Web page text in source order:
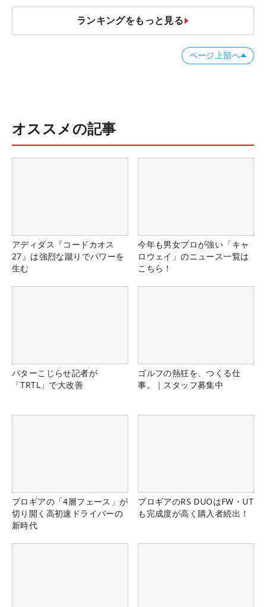
ランキングをもっと見る
ページ上部へ
オススメの記事
アディダス『コードカオス
27』は強烈な蹴りでパワーを
生む
今年も男女プロが強い「キャ
ロウェイ」のニュース一覧は
こちら！
パターこじらせ記者が
「TRTL」で大改善
ゴルフの熱狂を、つくる仕
事。｜スタッフ募集中
プロギアの「4層フェース」が
切り開く高初速ドライバーの
新時代
プロギアのRS DUOはFW・UT
も完成度が高く購入者続出！